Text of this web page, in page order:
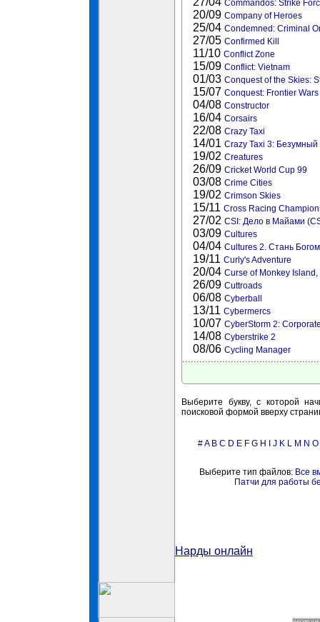
Commandos: Strike
20/09 Company of Heroes
25/04 Condemned: Criminal
27/05 Confirmed Kill
11/10 Conflict Zone
15/09 Conflict: Vietnam
01/03 Conquest of the Skies:
15/07 Conquest: Frontier Wars
04/08 Constructor
16/04 Corsairs
22/08 Crazy Taxi
14/01 Crazy Taxi 3: Безумный
19/02 Creatures
26/09 Cricket World Cup 99
03/08 Crime Cities
19/02 Crimson Skies
15/11 Cross Racing
27/02 CSI: Дело в Майами
03/09 Cultures
04/04 Cultures 2. Стань Богом
19/11 Curly's Adventure
20/04 Curse of Monkey Island,
26/09 Cuttroads
06/08 Cyberball
13/11 Cybermercs
10/07 CyberStorm 2:
14/08 Cyberstrike 2
08/06 Cycling Manager
Выберите букву, с которой
поисковой формой вверху
#A B C D E F G H J K L M N O
Выберите тип файлов: Все
Патчи для работы
Нарды онлайн